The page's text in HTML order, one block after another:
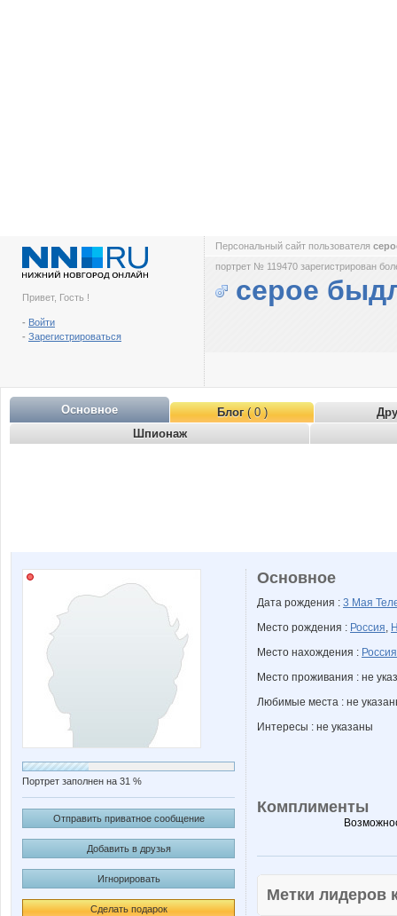
Привет, Гость !
- Войти
- Зарегистрироваться
Персональный сайт пользователя
портрет № 119470 зарегистрирован
серое
Основное Блог( 0 )
Шпионаж
Портрет заполнен на 31 %
Отправить приватное сообщение
Добавить в друзья
Игнорировать
Сделать подарок
Основное
Дата рождения : 3 Мая
Место рождения : Россия,
Место нахождения : Россия
Место проживания : не
Любимые места : не
Интересы : не указаны
Комплименты
Метки